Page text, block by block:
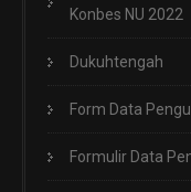
Konbes NU 2022
Dukuhtengah
Form Data
Formulir Data